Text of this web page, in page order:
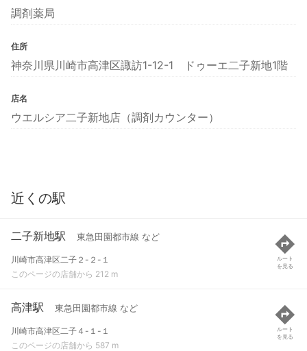
調剤薬局
住所
神奈川県川崎市高津区諏訪1-12-1 ドゥーエ二子新地1階
店名
ウエルシア二子新地店（調剤カウンター）
近くの駅
二子新地駅 東急田園都市線 など
川崎市高津区二子２-２-１
このページの店舗から 212 m
ルート
を見る
高津駅 東急田園都市線 など
川崎市高津区二子４-１-１
このページの店舗から 587 m
ルート
を見る